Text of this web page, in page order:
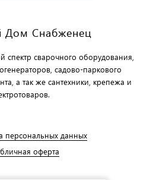
Дом Снабженец
спектр сварочного оборудования,
садово-паркового
а так же сантехники, крепежа и
персональных данных
оферта